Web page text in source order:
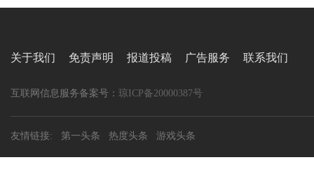
关于我们 免责声明 报道投稿 广告服务 联系我们
互联网信息服务备案号： 琼ICP备20000387号
友情链接: 第一头条 热度头条 游戏头条